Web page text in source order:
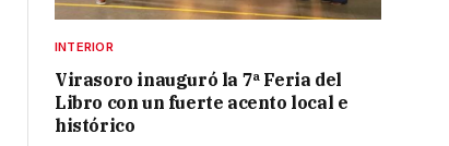
INTERIOR
Virasoro inauguró la 7ª Feria del
Libro con un fuerte acento local e
histórico